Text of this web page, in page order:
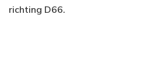
richting D66.